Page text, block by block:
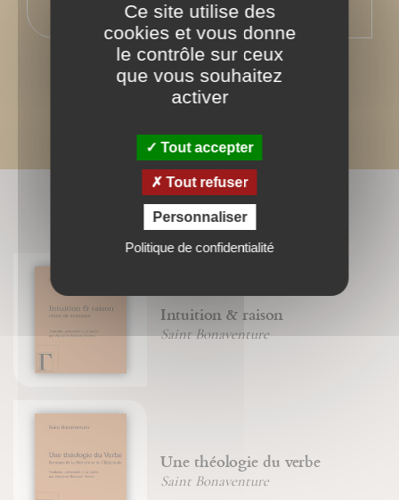
BIBLIOGRAPHIE
Intuition & raison
Saint Bonaventure
Une théologie du verbe
Saint Bonaventure
Ce site utilise des
cookies et vous donne
le contrôle sur ceux
que vous souhaitez
activer
Tout accepter
Tout refuser
Personnaliser
Politique de confidentialité